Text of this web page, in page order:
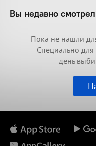
Вы недавно
Пока не нашли
Специально
день